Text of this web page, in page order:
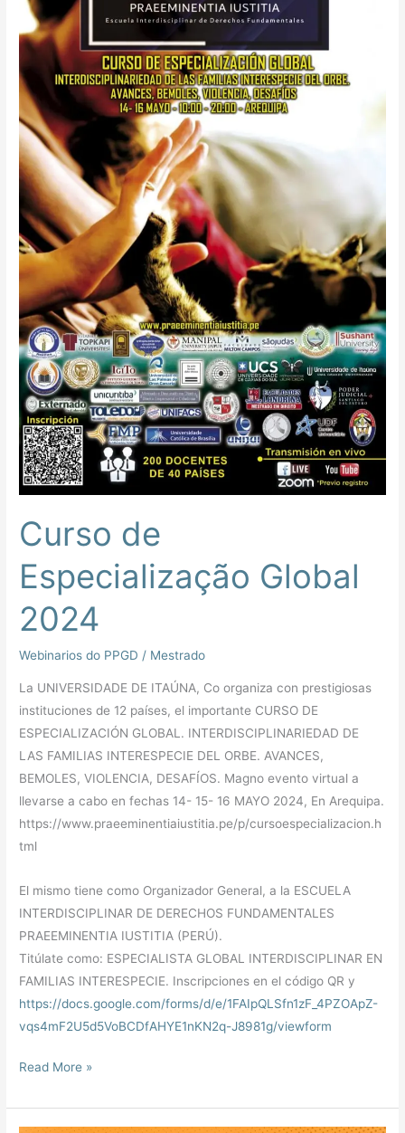
Curso de
Especialização Global
2024
Webinarios do PPGD / Mestrado
La UNIVERSIDADE DE ITAÚNA, Co organiza con prestigiosas
instituciones de 12 países, el importante CURSO DE
ESPECIALIZACIÓN GLOBAL. INTERDISCIPLINARIEDAD DE
LAS FAMILIAS INTERESPECIE DEL ORBE. AVANCES,
BEMOLES, VIOLENCIA, DESAFÍOS. Magno evento virtual a
llevarse a cabo en fechas 14- 15- 16 MAYO 2024, En Arequipa.
https://www.praeeminentiaiustitia.pe/p/cursoespecializacion.h
tml
El mismo tiene como Organizador General, a la ESCUELA
INTERDISCIPLINAR DE DERECHOS FUNDAMENTALES
PRAEEMINENTIA IUSTITIA (PERÚ).
Titúlate como: ESPECIALISTA GLOBAL INTERDISCIPLINAR EN
FAMILIAS INTERESPECIE. Inscripciones en el código QR y
https://docs.google.com/forms/d/e/1FAIpQLSfn1zF_4PZOApZ-
vqs4mF2U5d5VoBCDfAHYE1nKN2q-J8981g/viewform
de
Especialização
Global
2024
Read More »